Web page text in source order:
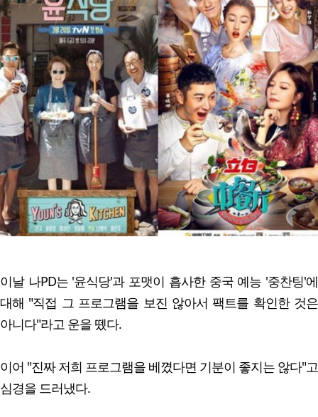
이날 나PD는 '윤식당'과 포맷이 흡사한 중국 예능 '중찬팅'에
대해 "직접 그 프로그램을 보진 않아서 팩트를 확인한 것은
아니다"라고 운을 뗐다.
이어 "진짜 저희 프로그램을 베꼈다면 기분이 좋지는 않다"고
심경을 드러냈다.